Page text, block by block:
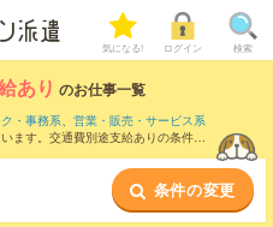
気になる! ログイン 検索
あり のお仕事一覧
・事務系、 営業・販売・サービス系
ます。交通費別途支給ありの条件の
条件の変更